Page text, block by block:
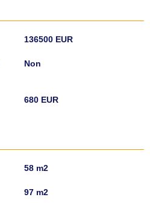
136500 EUR
Non
680 EUR
58 m2
97 m2